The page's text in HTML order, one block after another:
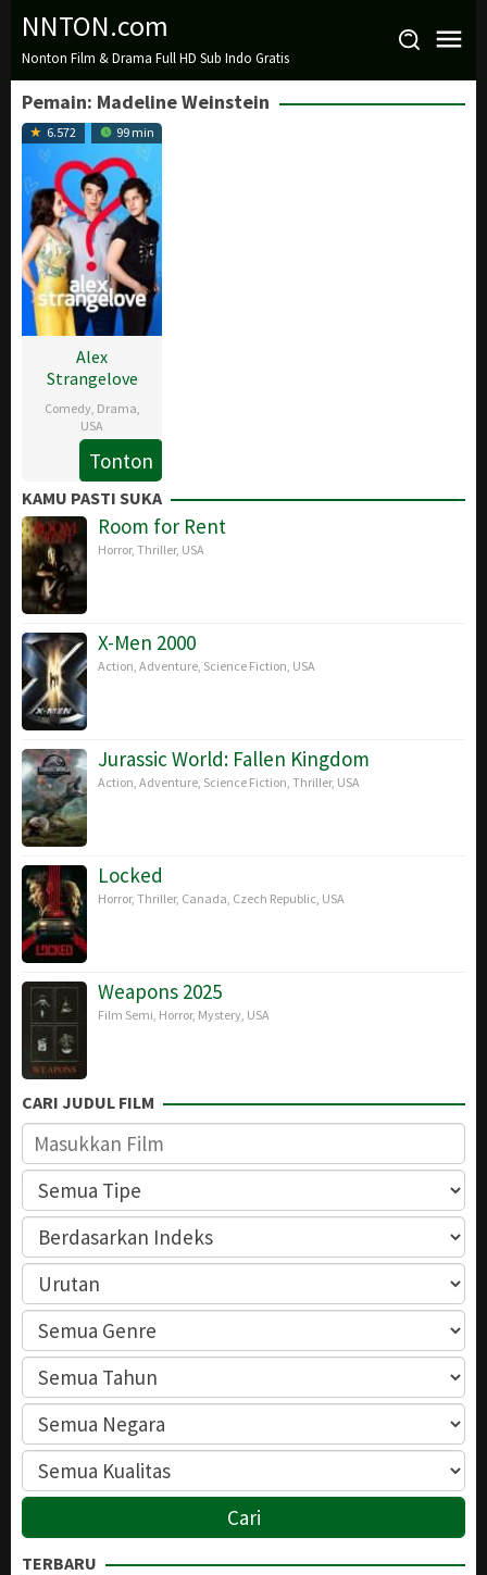
Loncat
konten
NNTON.com
Nonton Film & Drama Full HD Sub Indo Gratis
Pemain: Madeline Weinstein
6.572 99 min
Alex
Strangelove
Comedy, Drama
USA
16
Apr
2018
Craig
Johnson
Tonton
KAMU PASTI SUKA
Room for Rent
Horror, Thriller, USA
X-Men 2000
Action Adventure Science Fiction USA
Jurassic World: Fallen Kingdom
Action Adventure Science Fiction Thriller, USA
Locked
Horror, Thriller, Canada Czech Republic USA
Weapons 2025
Film Semi Horror, Mystery USA
CARI JUDUL FILM
TERBARU